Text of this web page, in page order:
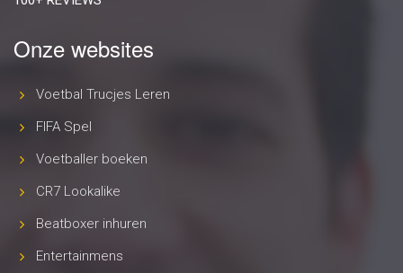
Onze websites
Voetbal Trucjes Leren
FIFA Spel
Voetballer boeken
CR7 Lookalike
Beatboxer inhuren
Entertainmens